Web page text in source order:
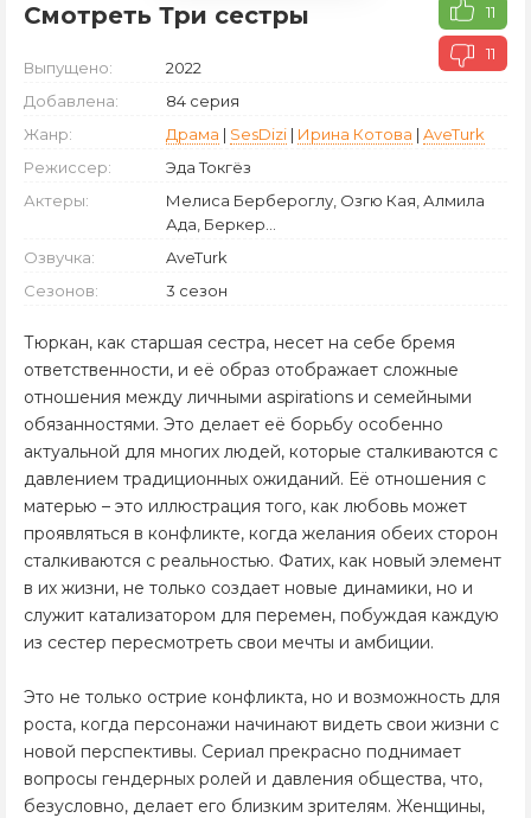
Смотреть Три сестры 11
11
Выпущено:
2022
Добавлена:
84 серия
Жанр:
Драма | SesDizi | Ирина Котова | AveTurk
Режиссер:
Эда Токгёз
Актеры:
Мелиса Бербероглу, Озгю Кая, Алмила
Ада, Беркер...
Озвучка:
AveTurk
Сезонов:
3 сезон
Тюркан, как старшая сестра, несет на себе бремя
ответственности, и её образ отображает сложные
отношения между личными aspirations и семейными
обязанностями. Это делает её борьбу особенно
актуальной для многих людей, которые сталкиваются с
давлением традиционных ожиданий. Её отношения с
матерью – это иллюстрация того, как любовь может
проявляться в конфликте, когда желания обеих сторон
сталкиваются с реальностью. Фатих, как новый элемент
в их жизни, не только создает новые динамики, но и
служит катализатором для перемен, побуждая каждую
из сестер пересмотреть свои мечты и амбиции.
Это не только острие конфликта, но и возможность для
роста, когда персонажи начинают видеть свои жизни с
новой перспективы. Сериал прекрасно поднимает
вопросы гендерных ролей и давления общества, что,
безусловно, делает его близким зрителям. Женщины,